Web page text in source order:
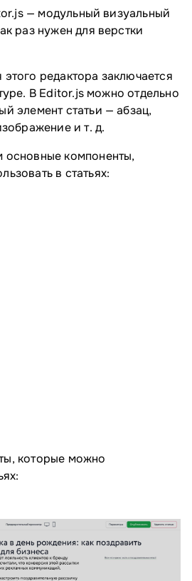
— модульный визуальный
раз нужен для верстки
редактора заключается
В Editor.js можно отдельно
элемент статьи — абзац,
и т. д.
основные компоненты,
в статьях:
которые можно